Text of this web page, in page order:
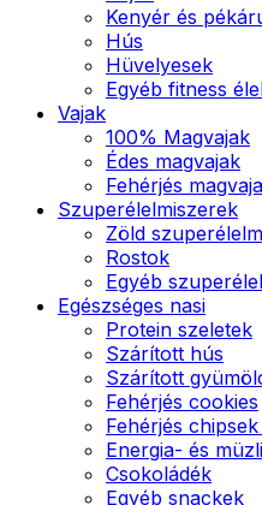
Kenyér és
Hús
Hüvelyesek
Egyéb fitness
Vajak
100% Magvajak
Édes magvajak
Fehérjés
Szuperélelmiszerek
Zöld
Rostok
Egyéb
Egészséges nasi
Protein szeletek
Szárított hús
Szárított
Fehérjés cookies
Fehérjés
Energia- és
Csokoládék
Egyéb snackek